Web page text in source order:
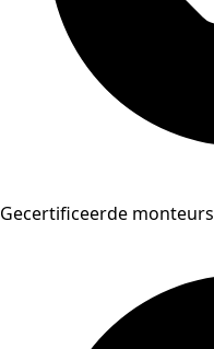
Gecertificeerde monteurs